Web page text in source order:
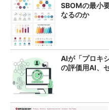
SBOMの最小
なるのか
AIが「プロキ
の評価用AI、